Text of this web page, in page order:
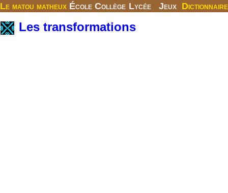
Le matou matheux École Collège Lycée Jeux Dictionnaire
Les transformations